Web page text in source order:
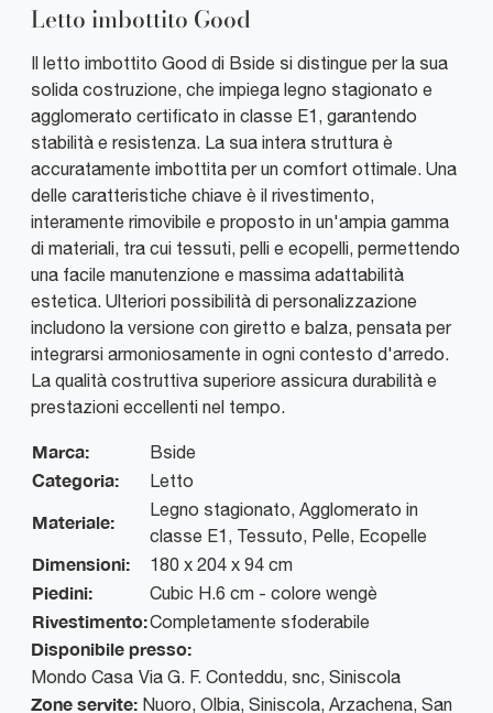
Letto imbottito Good
Il letto imbottito Good di Bside si distingue per la sua
solida costruzione, che impiega legno stagionato e
agglomerato certificato in classe E1, garantendo
stabilità e resistenza. La sua intera struttura è
accuratamente imbottita per un comfort ottimale. Una
delle caratteristiche chiave è il rivestimento,
interamente rimovibile e proposto in un'ampia gamma
di materiali, tra cui tessuti, pelli e ecopelli, permettendo
una facile manutenzione e massima adattabilità
estetica. Ulteriori possibilità di personalizzazione
includono la versione con giretto e balza, pensata per
integrarsi armoniosamente in ogni contesto d'arredo.
La qualità costruttiva superiore assicura durabilità e
prestazioni eccellenti nel tempo.
Marca: Bside
Categoria: Letto
Materiale:
Legno stagionato, Agglomerato in
classe E1, Tessuto, Pelle, Ecopelle
Dimensioni: 180 x 204 x 94 cm
Piedini: Cubic H.6 cm - colore wengè
Rivestimento:Completamente sfoderabile
Disponibile presso:
Mondo Casa Via G. F. Conteddu, snc, Siniscola
Zone servite: Nuoro, Olbia, Siniscola, Arzachena, San